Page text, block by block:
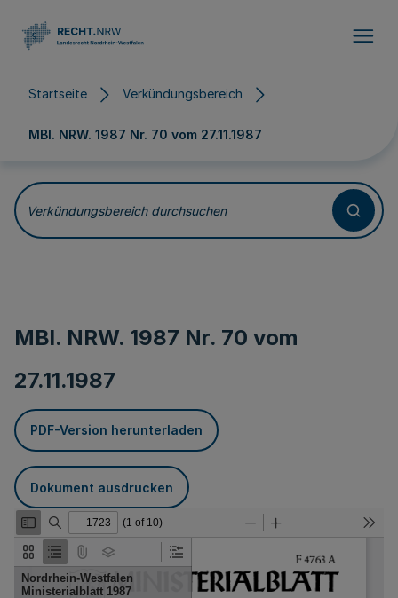
Startseite Verkündungsbereich
MBl. NRW. 1987 Nr. 70 vom 27.11.1987
Verkündungsbereich durchsuchen
MBl. NRW. 1987 Nr. 70 vom
27.11.1987
PDF-Version herunterladen
Dokument ausdrucken